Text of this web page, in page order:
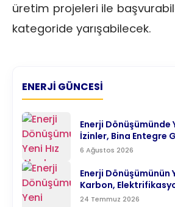
üretim projeleri ile
kategoride yarışabilecek.
ENERJI GÜNCESI
Enerji Dönüşümünde
İzinler, Bina Entegre
ve Elektrifikasyon
6 Ağustos 2026
Enerji Dönüşümünün
Karbon,
Teknoloji
24 Temmuz 2026